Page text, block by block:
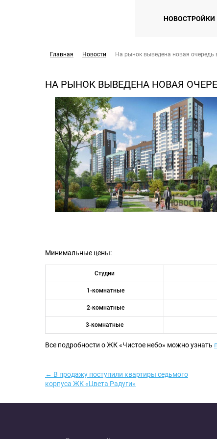
НОВОСТРОЙКИ
Главная Новости На рынок выведена новая очередь
НА РЫНОК ВЫВЕДЕНА НОВАЯ
Минимальные цены:
Студии
1-комнатные
2-комнатные
3-комнатные
Все подробности о ЖК «Чистое небо» можно узнать
← В продажу поступили квартиры седьмого
корпуса ЖК «Цвета Радуги»